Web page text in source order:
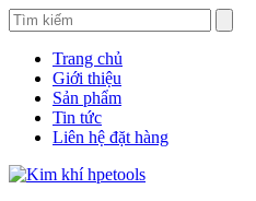
Trang chủ
Giới thiệu
Sản phẩm
Tin tức
Liên hệ đặt hàng